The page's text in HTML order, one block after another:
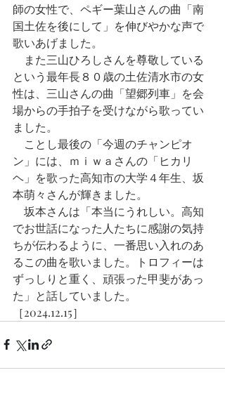
師の女性で、ペギー葉山さんの曲「南
国土佐を後にして」を伸びやかな声で
歌いあげました。
また三山ひろしさんを尊敬している
という最年長８０歳の土佐清水市の女
性は、三山さんの曲「望郷列車」を会
場からの手拍子を受けながら歌ってい
ました。
ことし最後の「今週のチャンピオ
ン」には、ｍｉｗａさんの「ヒカリ
ヘ」を歌った高知市の大学４年生、坂
本萌々さんが輝きました。
坂本さんは「本当にうれしい。高知
でお世話になった人たちに感謝の気持
ちが伝わるように、一番思い入れのあ
るこの曲を歌いました。トロフィーは
ずっしりと重く、頑張った甲斐があっ
た」と話していました。
［2024.12.15］